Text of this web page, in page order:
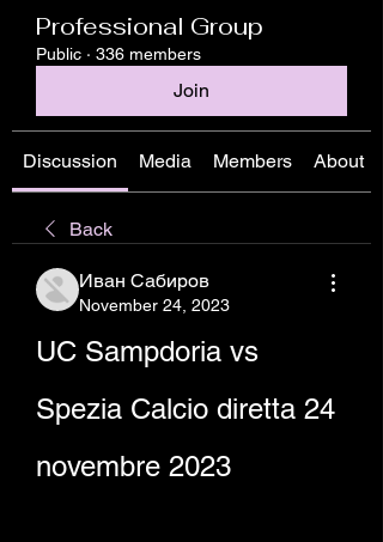
Professional Group
Public · 336 members
Join
Discussion Media Members About
Back
Иван Сабиров
November 24, 2023
UC Sampdoria vs
Spezia Calcio diretta 24
novembre 2023